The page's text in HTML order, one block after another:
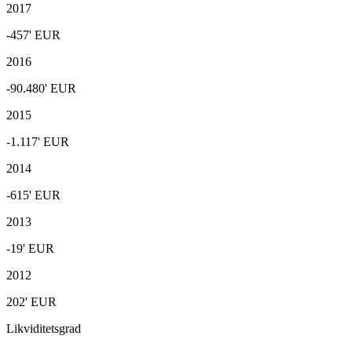
2017
-457' EUR
2016
-90.480' EUR
2015
-1.117' EUR
2014
-615' EUR
2013
-19' EUR
2012
202' EUR
Likviditetsgrad